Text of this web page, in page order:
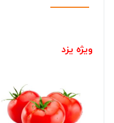
ویژه یزد